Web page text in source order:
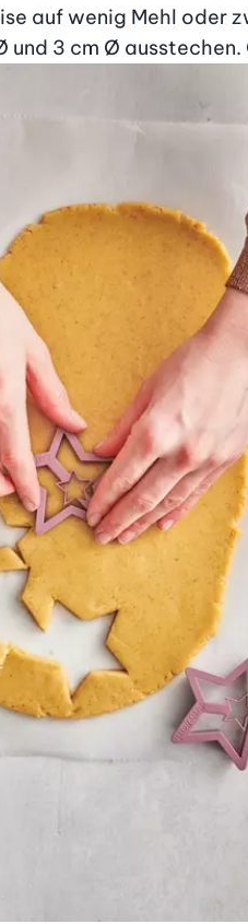
auf wenig Mehl oder
3 cm Ø